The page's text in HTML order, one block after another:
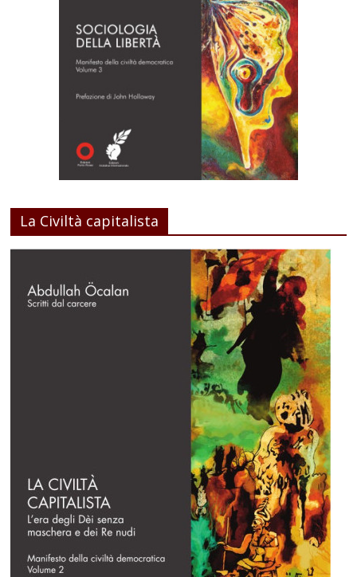
La Civiltà capitalista